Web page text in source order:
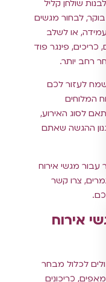
שולחן קליל
לבחור מגשים
או לשלב
פינגר פוד
רחב יותר.
לעזור לכם
המלוחים
לסוג האירוע,
ההגשה שאתם
עבור מגשי אירוח
צרו קשר
אירוח
לכלול מבחר
כריכונים